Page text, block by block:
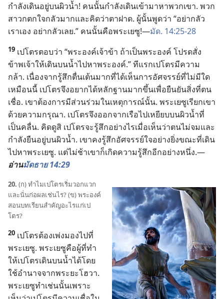
กำลัง​เดิน​อยู่​บน​ผิว​น้ำ! คน​นั้น​กำลัง​เดิน​เข้า​มา​หา​พวก​เขา. พวก​
สาวก​ตกใจ​กลัว​มาก​และ​คิด​ว่า​ตา​ฝาด. ผู้​นั้น​พูด​ว่า “อย่า​กลัว
เรา​เอง อย่า​กลัว​เลย.” คน​นั้น​คือ​พระ​เยซู!—มัด. 14:25-28
19 เปโตร​ตอบ​ว่า “พระองค์​เจ้าข้า ถ้า​เป็น​พระองค์ โปรด​สั่ง​
ข้าพเจ้า​ให้​เดิน​บน​น้ำ​ไป​หา​พระองค์.” ที​แรก​เปโตร​มี​ความ​
กล้า. เนื่อง​จาก​รู้สึก​ตื่นเต้น​มาก​ที่​ได้​เห็น​การ​อัศจรรย์​ที่​ไม่​มี​ใด​
เหมือน​นี้ เปโตร​จึง​อยาก​ได้​หลักฐาน​มาก​ขึ้น​เพื่อ​ยืน​ยัน​สิ่ง​ที่​ตน​
เชื่อ. เขา​ต้องการ​มี​ส่วน​ร่วม​ใน​เหตุ​การณ์​นั้น. พระ​เยซู​เรียก​เขา​
ด้วย​ความ​กรุณา. เปโตร​จึง​ออก​จาก​เรือ​ไป​เหยียบ​บน​ผิว​น้ำ​ที่​
เป็น​คลื่น. คิด​ดู​สิ เปโตร​จะ​รู้สึก​อย่าง​ไร​เมื่อ​เห็น​ว่า​ตน​ไม่​จม​และ​
กำลัง​ยืน​อยู่​บน​ผิว​น้ำ. เขา​คง​รู้สึก​อัศจรรย์​ใจ​อย่าง​ยิ่ง​ขณะ​ที่​เดิน​
ไป​หา​พระ​เยซู. แต่​ไม่​ช้า​เขา​ก็​เกิด​ความ​รู้สึก​อีก​อย่าง​หนึ่ง.—
อ่าน​มัดธาย 14:29
20. (ก) ทำไม​เปโตร​เริ่ม​วอกแวก
และ​นั่น​ก่อ​ผล​เช่น​ไร? (ข) พระองค์​
สอน​บทเรียน​สำคัญ​อะไร​แก่​เป
โตร?
20 เปโตร​ต้อง​เพ่ง​มอง​ไป​ที่​
พระ​เยซู. พระ​เยซู​คือ​ผู้​ที่​ทำ​
ให้​เปโตร​เดิน​บน​น้ำ​ได้​โดย​
ใช้​อำนาจ​จาก​พระ​ยะโฮวา.
พระ​เยซู​ทำ​เช่น​นั้น​เพราะ​